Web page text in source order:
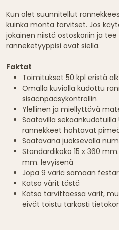
Kun olet suunnitellut
kuinka monta tarvitset. Jos
jokainen niistä ostoskoriin ja tee
ranneketyyppisi ovat siellä.
Faktat
Toimitukset 50 kpl eristä
Omalla kuviolla kudottu
sisäänpääsykontrollin
Ylellinen ja miellyttävä
Saatavilla sekaankudotuilla
rannekkeet hohtavat
Saatavana juoksevalla
Standardikoko 15 x 360
mm. levyisenä
Jopa 9 väriä samaan
Katso värit tästä
Katso tarvittaessa värit,
eivät toistu tarkasti